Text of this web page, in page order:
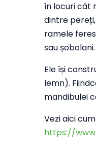
în locuri cât
dintre
ramele
sau șobolani.
Ele își
lemn).
mandibulei
Vezi aici
https://